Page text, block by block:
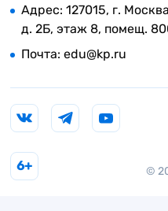
Адрес: 127015, г.
д. 2Б, этаж 8, помещ.
Почта: edu@kp.ru
©
6+